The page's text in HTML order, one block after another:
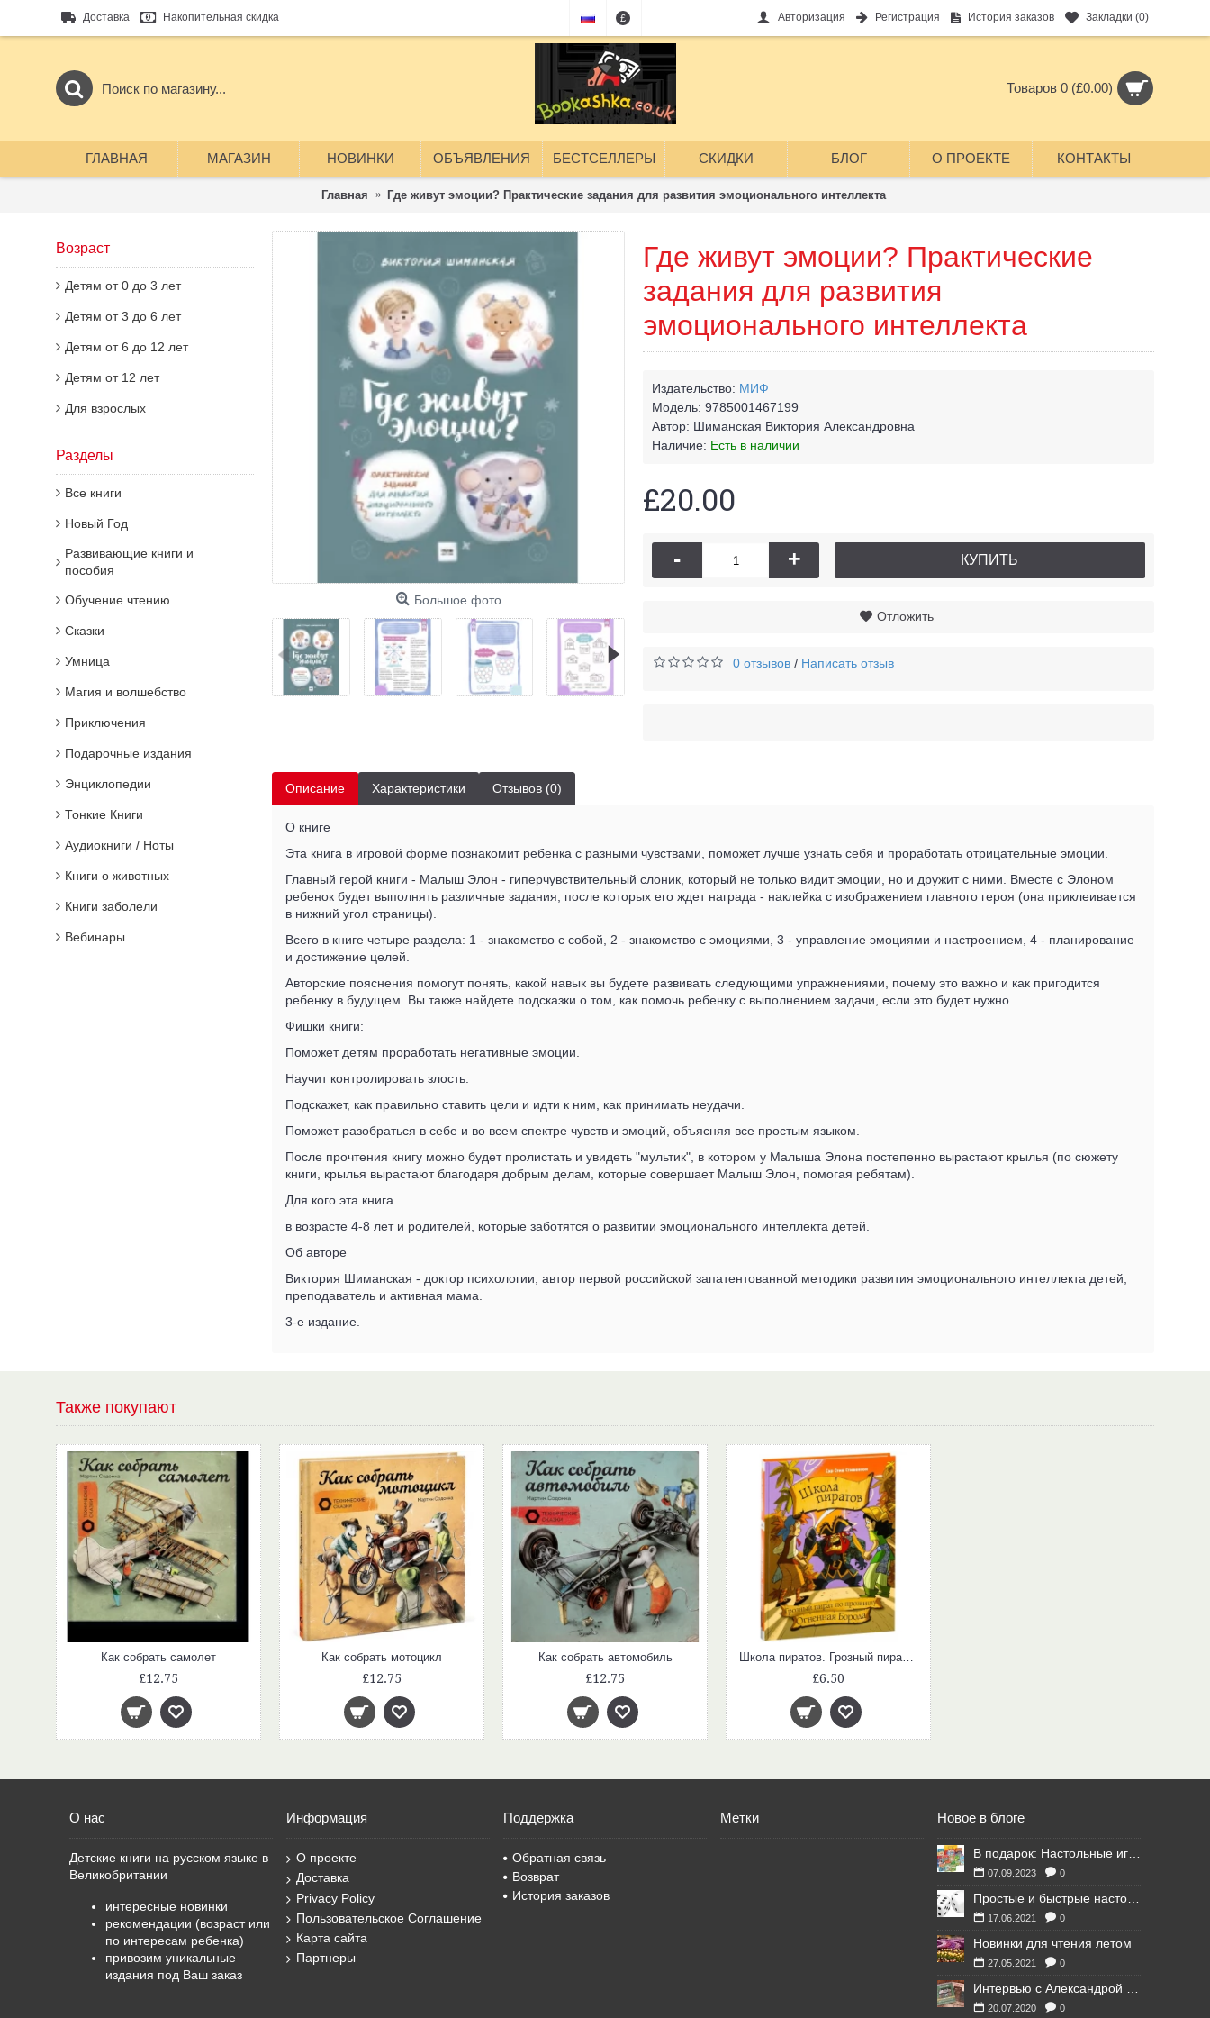
Доставка Накопительная скидка £ Авторизация Регистрация История заказов Закладки (0)
Товаров 0 (£0.00)
ГЛАВНАЯ МАГАЗИН НОВИНКИ ОБЪЯВЛЕНИЯ БЕСТСЕЛЛЕРЫ СКИДКИ БЛОГ О ПРОЕКТЕ КОНТАКТЫ
Главная Где живут эмоции? Практические задания для развития эмоционального интеллекта
Возраст
Детям от 0 до 3 лет
Детям от 3 до 6 лет
Детям от 6 до 12 лет
Детям от 12 лет
Для взрослых
Разделы
Все книги
Новый Год
Развивающие книги и
пособия
Обучение чтению
Сказки
Умница
Магия и волшебство
Приключения
Подарочные издания
Энциклопедии
Тонкие Книги
Аудиокниги / Ноты
Книги о животных
Книги заболели
Вебинары
Большое фото
Где живут эмоции? Практические
задания для развития
эмоционального интеллекта
Издательство: МИФ
Модель: 9785001467199
Автор: Шиманская Виктория Александровна
Наличие: Есть в наличии
£20.00
- + КУПИТЬ
Отложить
0 отзывов / Написать отзыв
Описание Характеристики Отзывов (0)
О книге
Эта книга в игровой форме познакомит ребенка с разными чувствами, поможет лучше узнать себя и проработать отрицательные эмоции.
Главный герой книги - Малыш Элон - гиперчувствительный слоник, который не только видит эмоции, но и дружит с ними. Вместе с Элоном
ребенок будет выполнять различные задания, после которых его ждет награда - наклейка с изображением главного героя (она приклеивается
в нижний угол страницы).
Всего в книге четыре раздела: 1 - знакомство с собой, 2 - знакомство с эмоциями, 3 - управление эмоциями и настроением, 4 - планирование
и достижение целей.
Авторские пояснения помогут понять, какой навык вы будете развивать следующими упражнениями, почему это важно и как пригодится
ребенку в будущем. Вы также найдете подсказки о том, как помочь ребенку с выполнением задачи, если это будет нужно.
Фишки книги:
Поможет детям проработать негативные эмоции.
Научит контролировать злость.
Подскажет, как правильно ставить цели и идти к ним, как принимать неудачи.
Поможет разобраться в себе и во всем спектре чувств и эмоций, объясняя все простым языком.
После прочтения книгу можно будет пролистать и увидеть "мультик", в котором у Малыша Элона постепенно вырастают крылья (по сюжету
книги, крылья вырастают благодаря добрым делам, которые совершает Малыш Элон, помогая ребятам).
Для кого эта книга
в возрасте 4-8 лет и родителей, которые заботятся о развитии эмоционального интеллекта детей.
Об авторе
Виктория Шиманская - доктор психологии, автор первой российской запатентованной методики развития эмоционального интеллекта детей,
преподаватель и активная мама.
3-е издание.
Также покупают
Как собрать самолет
£12.75
Как собрать мотоцикл
£12.75
Как собрать автомобиль
£12.75
Школа пиратов. Грозный пират по прозвищу Огненная Борода
£6.50
О нас
Детские книги на русском языке в
Великобритании
интересные новинки
рекомендации (возраст или
по интересам ребенка)
привозим уникальные
издания под Ваш заказ
Информация
О проекте
Доставка
Privacy Policy
Пользовательское Соглашение
Карта сайта
Партнеры
Поддержка
Обратная связь
Возврат
История заказов
Метки Новое в блоге
07.09.2023 0
17.06.2021 0
Новинки для чтения летом
27.05.2021 0
20.07.2020 0